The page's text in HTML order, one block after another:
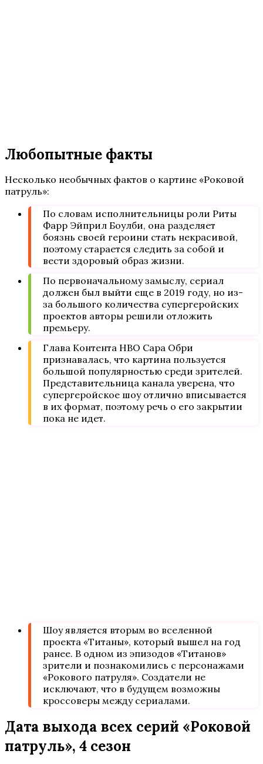
Любопытные факты
Несколько необычных фактов о картине «Роковой
патруль»:
По словам исполнительницы роли Риты
Фарр Эйприл Боулби, она разделяет
боязнь своей героини стать некрасивой,
поэтому старается следить за собой и
вести здоровый образ жизни.
По первоначальному замыслу, сериал
должен был выйти еще в 2019 году, но из-
за большого количества супергеройских
проектов авторы решили отложить
премьеру.
Глава Контента НВО Сара Обри
признавалась, что картина пользуется
большой популярностью среди зрителей.
Представительница канала уверена, что
супергеройское шоу отлично вписывается
в их формат, поэтому речь о его закрытии
пока не идет.
Шоу является вторым во вселенной
проекта «Титаны», который вышел на год
ранее. В одном из эпизодов «Титанов»
зрители и познакомились с персонажами
«Рокового патруля». Создатели не
исключают, что в будущем возможны
кроссоверы между сериалами.
Дата выхода всех серий «Роковой
патруль», 4 сезон